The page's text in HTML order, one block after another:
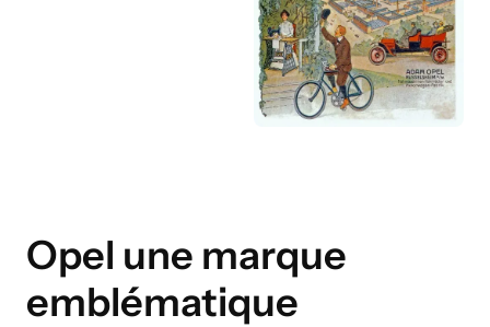
Opel une marque
emblématique